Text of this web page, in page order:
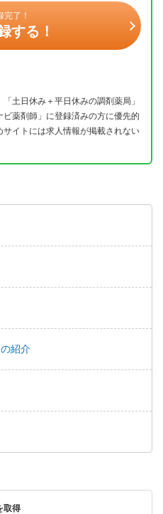
完了！
する！
土日休み＋平日休みの調剤薬局」
薬剤師」に登録済みの方に優先的
イトには求人情報が掲載されない
紹介
取得